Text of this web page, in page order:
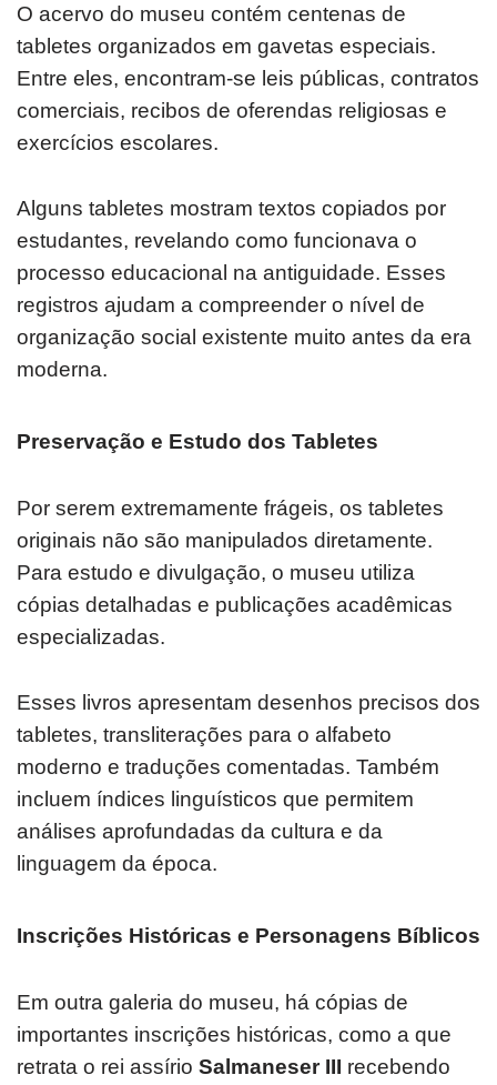
O acervo do museu contém centenas de
tabletes organizados em gavetas especiais.
Entre eles, encontram-se leis públicas, contratos
comerciais, recibos de oferendas religiosas e
exercícios escolares.
Alguns tabletes mostram textos copiados por
estudantes, revelando como funcionava o
processo educacional na antiguidade. Esses
registros ajudam a compreender o nível de
organização social existente muito antes da era
moderna.
Preservação e Estudo dos Tabletes
Por serem extremamente frágeis, os tabletes
originais não são manipulados diretamente.
Para estudo e divulgação, o museu utiliza
cópias detalhadas e publicações acadêmicas
especializadas.
Esses livros apresentam desenhos precisos dos
tabletes, transliterações para o alfabeto
moderno e traduções comentadas. Também
incluem índices linguísticos que permitem
análises aprofundadas da cultura e da
linguagem da época.
Inscrições Históricas e Personagens Bíblicos
Em outra galeria do museu, há cópias de
importantes inscrições históricas, como a que
retrata o rei assírio Salmaneser III recebendo